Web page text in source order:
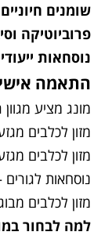
שומנים חיוניים
פרוביוטיקה
נוסחאות
התאמה
מונג מציע
מזון לכלבים
מזון לכלבים
נוסחאות
מזון לכלבים
למה לבחור